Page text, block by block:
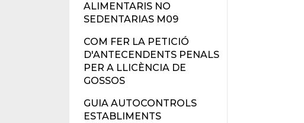
ALIMENTARIS NO
SEDENTARIAS M09
COM FER LA PETICIÓ
D'ANTECENDENTS PENALS
PER A LLICÈNCIA DE
GOSSOS
GUIA AUTOCONTROLS
ESTABLIMENTS